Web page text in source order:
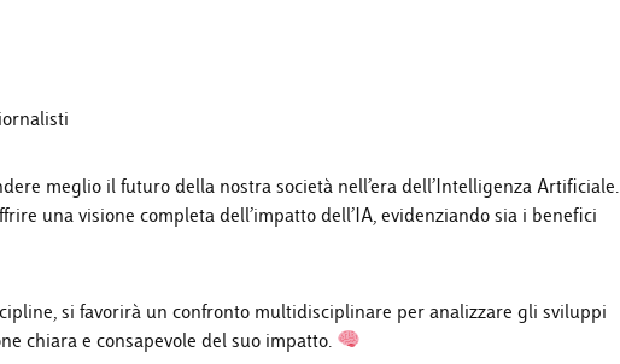
meglio il futuro della nostra società nell’era dell’Intelligenza Artificiale.
una visione completa dell’impatto dell’IA, evidenziando sia i benefici
si favorirà un confronto multidisciplinare per analizzare gli sviluppi
chiara e consapevole del suo impatto.